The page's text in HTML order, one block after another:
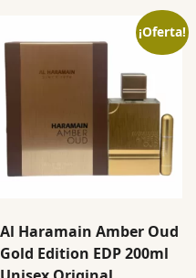
¡Oferta!
Al Haramain Amber Oud
Gold Edition EDP 200ml